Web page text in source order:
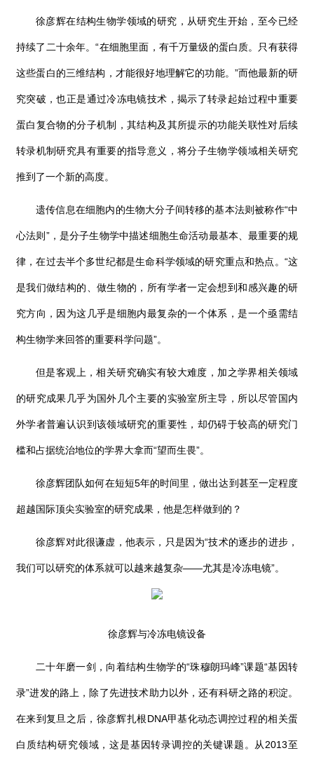
徐彦辉在结构生物学领域的研究，从研究生开始，至今已经
持续了二十余年。“在细胞里面，有千万量级的蛋白质。只有获得
这些蛋白的三维结构，才能很好地理解它的功能。”而他最新的研
究突破，也正是通过冷冻电镜技术，揭示了转录起始过程中重要
蛋白复合物的分子机制，其结构及其所提示的功能关联性对后续
转录机制研究具有重要的指导意义，将分子生物学领域相关研究
推到了一个新的高度。
遗传信息在细胞内的生物大分子间转移的基本法则被称作“中
心法则”，是分子生物学中描述细胞生命活动最基本、最重要的规
律，在过去半个多世纪都是生命科学领域的研究重点和热点。“这
是我们做结构的、做生物的，所有学者一定会想到和感兴趣的研
究方向，因为这几乎是细胞内最复杂的一个体系，是一个亟需结
构生物学来回答的重要科学问题”。
但是客观上，相关研究确实有较大难度，加之学界相关领域
的研究成果几乎为国外几个主要的实验室所主导，所以尽管国内
外学者普遍认识到该领域研究的重要性，却仍碍于较高的研究门
槛和占据统治地位的学界大拿而“望而生畏”。
徐彦辉团队如何在短短5年的时间里，做出达到甚至一定程度
超越国际顶尖实验室的研究成果，他是怎样做到的？
徐彦辉对此很谦虚，他表示，只是因为“技术的逐步的进步，
我们可以研究的体系就可以越来越复杂——尤其是冷冻电镜”。
徐彦辉与冷冻电镜设备
二十年磨一剑，向着结构生物学的“珠穆朗玛峰”课题“基因转
录”进发的路上，除了先进技术助力以外，还有科研之路的积淀。
在来到复旦之后，徐彦辉扎根DNA甲基化动态调控过程的相关蛋
白质结构研究领域，这是基因转录调控的关键课题。从 2013至